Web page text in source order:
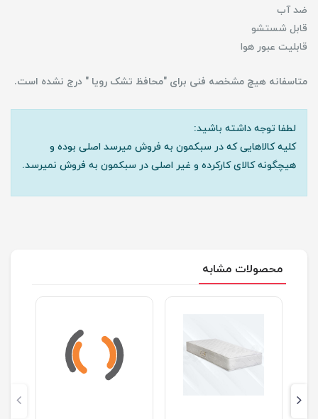
ضد آب
قابل شستشو
قابلیت عبور هوا
متاسفانه هیچ مشخصه فنی برای "محافظ تشک رویا " درج نشده است.
لطفا توجه داشته باشید:
کلیه کالاهایی که در سبکمون به فروش میرسد اصلی بوده و
هیچگونه کالای کارکرده و غیر اصلی در سبکمون به فروش نمیرسد.
محصولات مشابه